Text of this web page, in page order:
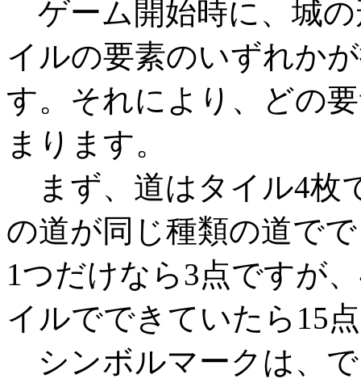
ゲーム開始時に、城
イルの要素のいずれか
す。それにより、どの
まります。
まず、道はタイル4枚
の道が同じ種類の道で
1つだけなら3点ですが
イルでできていたら15
シンボルマークは、